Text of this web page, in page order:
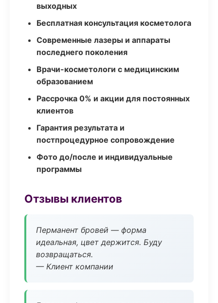
выходных
Бесплатная консультация косметолога
Современные лазеры и аппараты
последнего поколения
Врачи-косметологи с медицинским
образованием
Рассрочка 0% и акции для постоянных
клиентов
Гарантия результата и
постпроцедурное сопровождение
Фото до/после и индивидуальные
программы
Отзывы клиентов
Перманент бровей — форма
идеальная, цвет держится. Буду
возвращаться.
— Клиент компании